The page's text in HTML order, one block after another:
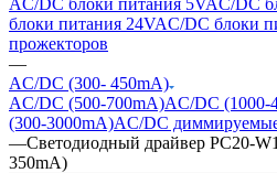
блоки питания 24VAC/DC блоки
прожекторов
—
AC/DC (300- 450mA)
AC/DC (500-700mA)AC/DC (1000-
(300-3000mA)AC/DC
—Светодиодный драйвер PC20-
350mA)